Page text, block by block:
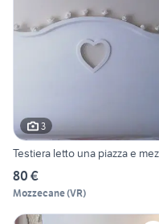
3
Testiera letto una piazza e
80 €
Mozzecane(VR)